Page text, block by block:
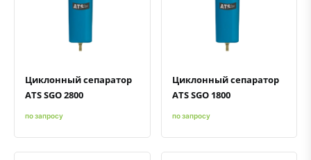
Циклонный сепаратор
ATS SGO 2800
по запросу
Быстрый просмотрДобавить к сравнению
Циклонный сепаратор
ATS SGO 1800
по запросу